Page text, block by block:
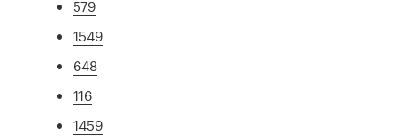
579
1549
648
116
1459